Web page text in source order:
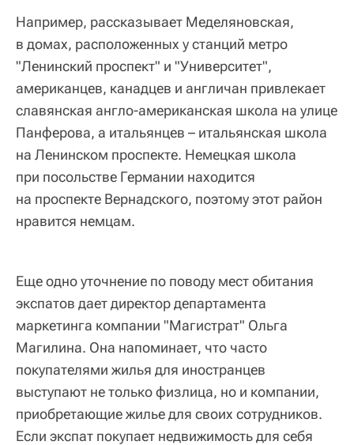
Например, рассказывает Меделяновская,
в домах, расположенных у станций метро
"Ленинский проспект" и "Университет",
американцев, канадцев и англичан привлекает
славянская англо-американская школа на улице
Панферова, а итальянцев – итальянская школа
на Ленинском проспекте. Немецкая школа
при посольстве Германии находится
на проспекте Вернадского, поэтому этот район
нравится немцам.
Еще одно уточнение по поводу мест обитания
экспатов дает директор департамента
маркетинга компании "Магистрат" Ольга
Магилина. Она напоминает, что часто
покупателями жилья для иностранцев
выступают не только физлица, но и компании,
приобретающие жилье для своих сотрудников.
Если экспат покупает недвижимость для себя